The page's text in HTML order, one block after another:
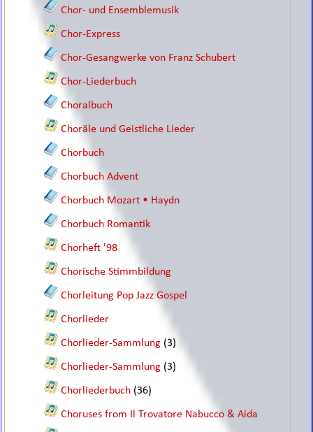
Chor- und Ensemblemusik
Chor-Express
Chor-Gesangwerke von Franz Schubert
Chor-Liederbuch
Choralbuch
Choräle und Geistliche Lieder
Chorbuch
Chorbuch Advent
Chorbuch Mozart • Haydn
Chorbuch Romantik
Chorheft '98
Chorische Stimmbildung
Chorleitung Pop Jazz Gospel
Chorlieder
Chorlieder-Sammlung (3)
Chorlieder-Sammlung (3)
Chorliederbuch (36)
Choruses from Il Trovatore Nabucco & Aida